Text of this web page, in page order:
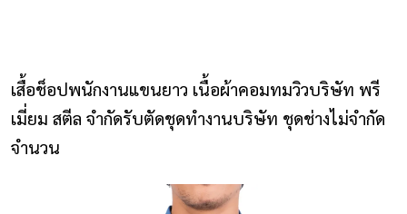
หน้าแรก
ติดต่อเรา
รายการโปรด
โปรแกรมออกแบบยูนิฟอร์ม
เสื้อช็อปพนักงานแขนยาว เนื้อผ้าคอมทมวิวบริษัท พรี
เมี่ยม สตีล จำกัดรับตัดชุดทำงานบริษัท ชุดช่างไม่จำกัด
จำนวน